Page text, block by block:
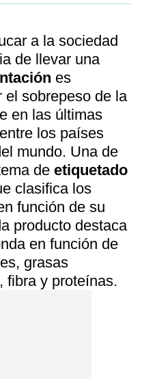
a la sociedad
de llevar una
es
el sobrepeso de la
en las últimas
los países
mundo. Una de
de etiquetado
clasifica los
función de su
producto destaca
en función de
grasas
fibra y proteínas.